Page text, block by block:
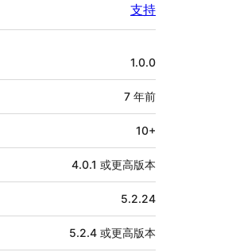
支持
1.0.0
7 年前
10+
4.0.1 或更高版本
5.2.24
5.2.4 或更高版本